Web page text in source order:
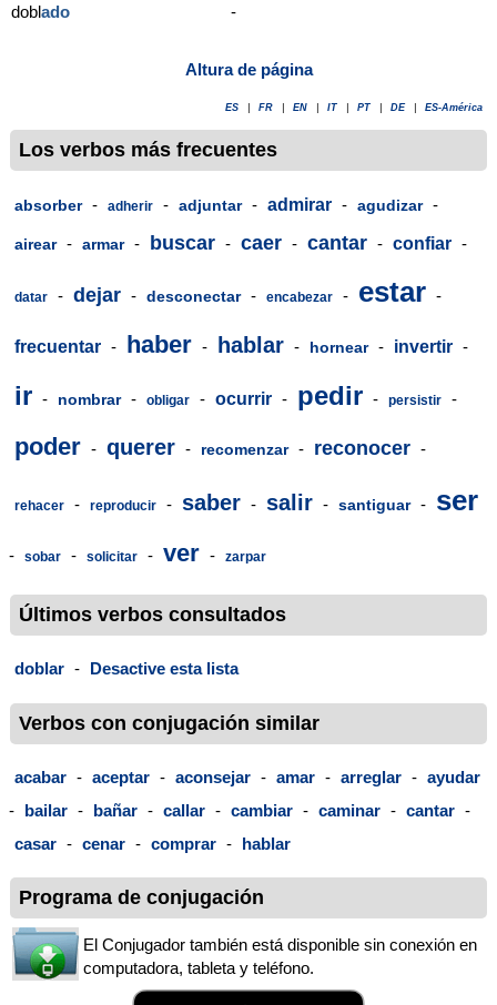
doblado -
Altura de página
ES FR EN IT PT DE ES-América
Los verbos más frecuentes
absorber - adherir - adjuntar - admirar - agudizar -
airear - armar - buscar - caer - cantar - confiar -
datar - dejar - desconectar - encabezar - estar -
frecuentar - haber - hablar - hornear - invertir -
ir - nombrar - obligar - ocurrir - pedir - persistir -
poder - querer - recomenzar - reconocer -
rehacer - reproducir - saber - salir - santiguar - ser
- sobar - solicitar - ver - zarpar
Últimos verbos consultados
doblar - Desactive esta lista
Verbos con conjugación similar
acabar - aceptar - aconsejar - amar - arreglar - ayudar
- bailar - bañar - callar - cambiar - caminar - cantar -
casar - cenar - comprar - hablar
Programa de conjugación
El Conjugador también está disponible sin conexión en
computadora, tableta y teléfono.